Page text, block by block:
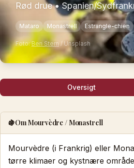
Rød drue•Spanien/
Mataro Monastrell Estrangle-chien
Foto:Ben Stern / Unsplash
Oversigt
🍇Om Mourvèdre / Monastrell
Mourvèdre (i Frankrig) eller
tørre klimaer og kystnære